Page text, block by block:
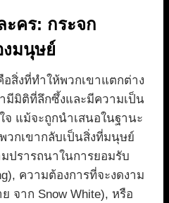
ะคร: กระจก
มนุษย์
สิ่งที่ทำให้พวกเขาแตกต่าง
มีมิติที่ลึกซึ้งและมีความเป็น
แม้จะถูกนำเสนอในฐานะ
วกเขากลับเป็นสิ่งที่มนุษย์
ปรารถนาในการยอมรับ
ความต้องการที่จะงดงาม
จาก Snow White), หรือ